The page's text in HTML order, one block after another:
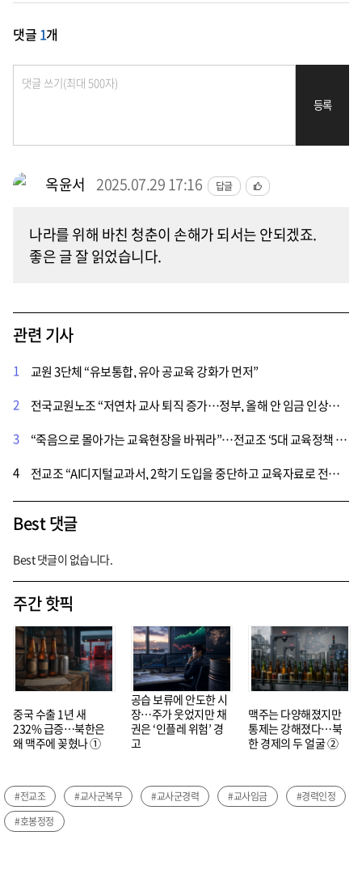
댓글 1개
등록
옥윤서 2025.07.29 17:16 답글
나라를 위해 바친 청춘이 손해가 되서는 안되겠죠.
좋은 글 잘 읽었습니다.
관련 기사
1
교원 3단체 “유보통합, 유아 공교육 강화가 먼저”
2
전국교원노조 “저연차 교사 퇴직 증가…정부, 올해 안 임금 인상해야”
3
“죽음으로 몰아가는 교육현장을 바꿔라”…전교조 ‘5대 교육정책 전환’ 촉구
4
전교조 “AI디지털교과서, 2학기 도입을 중단하고 교육자료로 전환해야”
Best 댓글
Best 댓글이 없습니다.
주간 핫픽
중국 수출 1년 새
232% 급증…북한은
왜 맥주에 꽂혔나 ①
공습 보류에 안도한 시
장…주가 웃었지만 채
권은 ‘인플레 위험’ 경
고
맥주는 다양해졌지만
통제는 강해졌다…북
한 경제의 두 얼굴 ②
#전교조 #교사군복무 #교사군경력 #교사임금
#경력인정
#호봉정정